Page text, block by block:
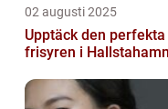
02 augusti 2025
Upptäck den perfekta
frisyren i